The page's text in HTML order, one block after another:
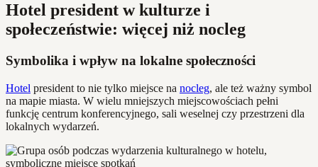
Hotel president w kulturze i
społeczeństwie: więcej niż nocleg
Symbolika i wpływ na lokalne społeczności
Hotel president to nie tylko miejsce na nocleg, ale też ważny symbol
na mapie miasta. W wielu mniejszych miejscowościach pełni
funkcję centrum konferencyjnego, sali weselnej czy przestrzeni dla
lokalnych wydarzeń.